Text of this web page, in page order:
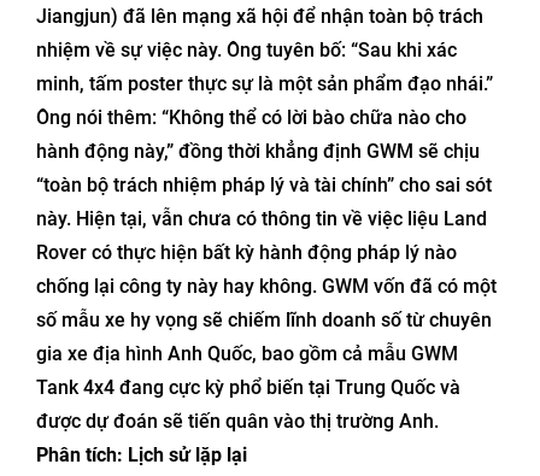
Jiangjun) đã lên mạng xã hội để nhận toàn bộ trách
nhiệm về sự việc này. Ông tuyên bố: “Sau khi xác
minh, tấm poster thực sự là một sản phẩm đạo nhái.”
Ông nói thêm: “Không thể có lời bào chữa nào cho
hành động này,” đồng thời khẳng định GWM sẽ chịu
“toàn bộ trách nhiệm pháp lý và tài chính” cho sai sót
này. Hiện tại, vẫn chưa có thông tin về việc liệu Land
Rover có thực hiện bất kỳ hành động pháp lý nào
chống lại công ty này hay không. GWM vốn đã có một
số mẫu xe hy vọng sẽ chiếm lĩnh doanh số từ chuyên
gia xe địa hình Anh Quốc, bao gồm cả mẫu GWM
Tank 4x4 đang cực kỳ phổ biến tại Trung Quốc và
được dự đoán sẽ tiến quân vào thị trường Anh.
Phân tích: Lịch sử lặp lại